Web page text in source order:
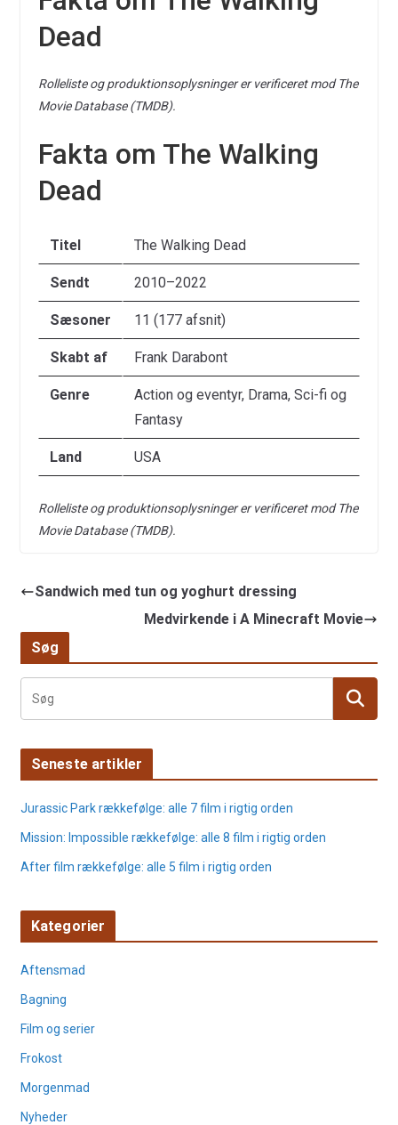
Dead
Rolleliste og produktionsoplysninger er verificeret mod The
Movie Database (TMDB).
Fakta om The Walking
Dead
Titel The Walking Dead
Sendt 2010–2022
Sæsoner 11 (177 afsnit)
Skabt af Frank Darabont
Genre
Action og eventyr, Drama, Sci-fi og
Fantasy
Land USA
Rolleliste og produktionsoplysninger er verificeret mod The
Movie Database (TMDB).
Sandwich med tun og yoghurt dressing
Medvirkende i A Minecraft Movie
Søg
Seneste artikler
Jurassic Park rækkefølge: alle 7 film i rigtig orden
Mission: Impossible rækkefølge: alle 8 film i rigtig orden
After film rækkefølge: alle 5 film i rigtig orden
Kategorier
Aftensmad
Bagning
Film og serier
Frokost
Morgenmad
Nyheder